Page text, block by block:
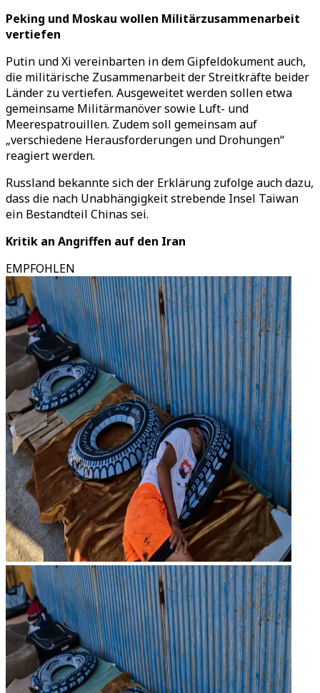
Peking und Moskau wollen Militärzusammenarbeit
vertiefen
Putin und Xi vereinbarten in dem Gipfeldokument auch,
die militärische Zusammenarbeit der Streitkräfte beider
Länder zu vertiefen. Ausgeweitet werden sollen etwa
gemeinsame Militärmanöver sowie Luft- und
Meerespatrouillen. Zudem soll gemeinsam auf
„verschiedene Herausforderungen und Drohungen“
reagiert werden.
Russland bekannte sich der Erklärung zufolge auch dazu,
dass die nach Unabhängigkeit strebende Insel Taiwan
ein Bestandteil Chinas sei.
Kritik an Angriffen auf den Iran
EMPFOHLEN